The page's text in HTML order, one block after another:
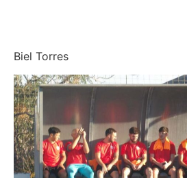
Biel Torres